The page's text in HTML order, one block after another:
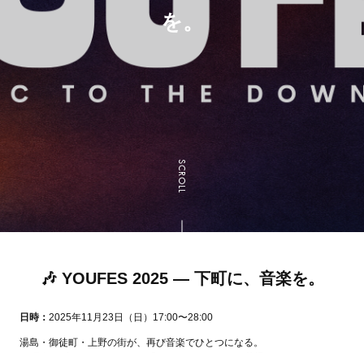
を。
SCROLL
🎶 YOUFES 2025 ― 下町に、音楽を。
日時： 2025年11月23日（日）17:00〜28:00
湯島・御徒町・上野の街が、再び音楽でひとつになる。